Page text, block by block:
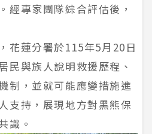
經專家團隊綜合評估後，
花蓮分署於115年5月20日
民與族人說明救援歷程、
制，並就可能應變措施進
支持，展現地方對黑熊保
識。